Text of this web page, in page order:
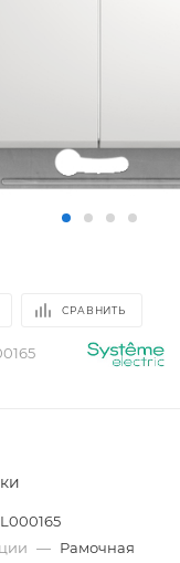
СРАВНИТЬ
— Рамочная